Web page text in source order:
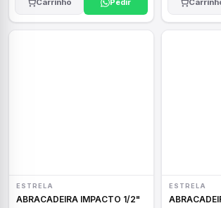
Carrinho Pedir
ESTRELA
ABRACADEIRA IMPACTO 1/2"
ESTRELA